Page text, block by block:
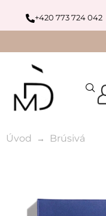
+420 773 724 042
Úvod Brúsivá